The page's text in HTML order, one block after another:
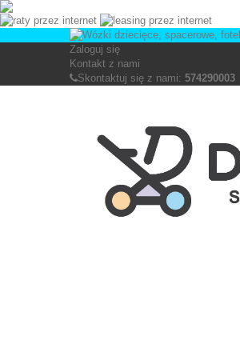
Zaloguj się
Kontakt z nami
Skontaktuj się z nami: 574290003